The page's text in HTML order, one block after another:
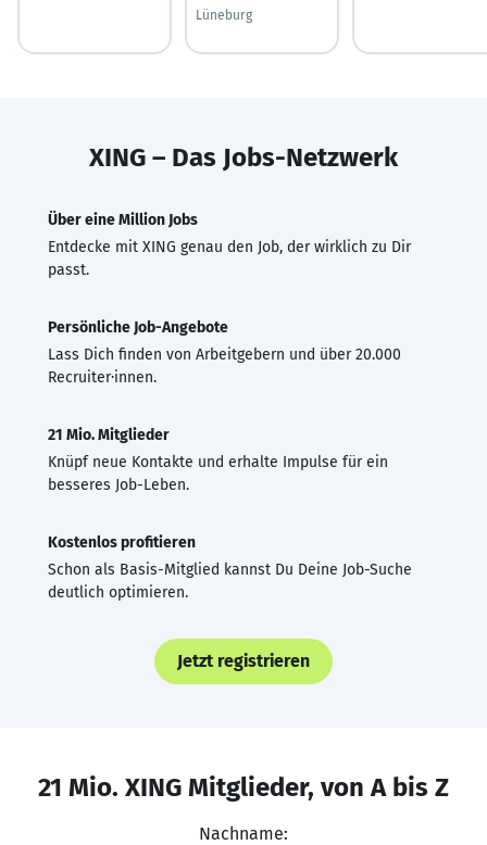
Lüneburg
XING – Das Jobs-Netzwerk
Über eine Million Jobs
Entdecke mit XING genau den Job, der wirklich zu Dir
passt.
Persönliche Job-Angebote
Lass Dich finden von Arbeitgebern und über 20.000
Recruiter·innen.
21 Mio. Mitglieder
Knüpf neue Kontakte und erhalte Impulse für ein
besseres Job-Leben.
Kostenlos profitieren
Schon als Basis-Mitglied kannst Du Deine Job-Suche
deutlich optimieren.
Jetzt registrieren
21 Mio. XING Mitglieder, von A bis Z
Nachname: